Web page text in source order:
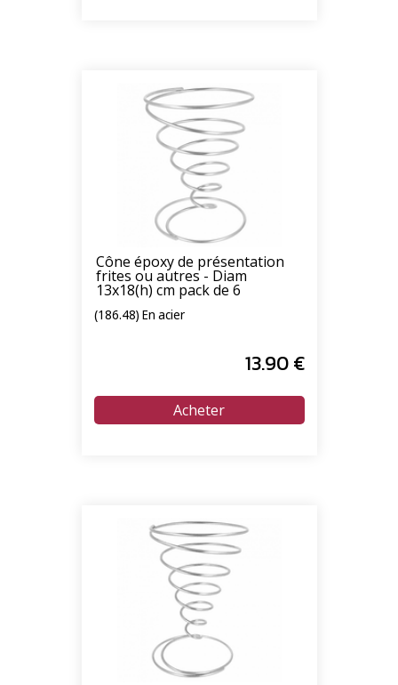
Cône époxy de présentation
frites ou autres - Diam
13x18(h) cm pack de 6
(186.48) En acier
13.90€